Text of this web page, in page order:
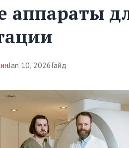
аппараты
Jan 10, 2026Гайд